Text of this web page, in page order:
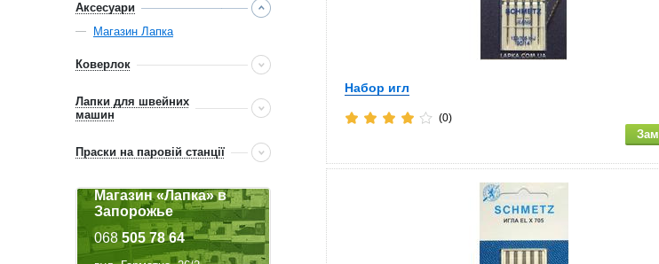
Набор игл
(0)
Аксесуари
Магазин Лапка
Коверлок
Лапки для швейних
машин
Праски на паровій станції
Магазин «Лапка» в
Запорожье
068 505 78 64